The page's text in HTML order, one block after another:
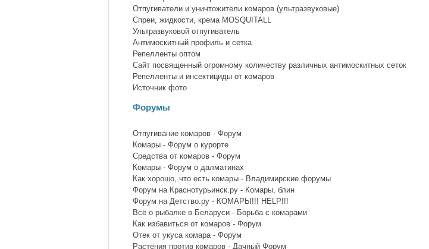
Отпугиватели и уничтожители комаров (ультразвуковые)
Спреи, жидкости, крема MOSQUITALL
Ультразвуковой отпугиватель
Антимоскитный профиль и сетка
Репелленты оптом
Сайт посвященный огромному количеству различных антимоскитных сеток
Репелленты и инсектициды от комаров
Источник фото
Форумы
Отпугивание комаров - Форум
Комары - Форум о курорте
Средства от комаров - Форум
Комары - Форум о далматинах
Как хорошо, что есть комары - Владимирские форумы
Форум на Краснотурьинск.ру - Комары, блин
Форум на Детство.ру - КОМАРЫ!!! HELP!!!
Всё о рыбалке в Беларуси - Борьба с комарами
Как избавиться от комаров - Форум
Отек от укуса комара - Форум
Растения против комаров - Дачный Форум